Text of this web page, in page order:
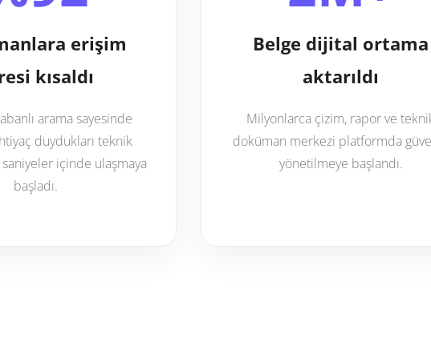
erişim
kısaldı
arama sayesinde
duydukları teknik
içinde ulaşmaya
başladı.
Belge dijital ortama
aktarıldı
Milyonlarca çizim, rapor ve
doküman merkezi platformda
yönetilmeye başlandı.